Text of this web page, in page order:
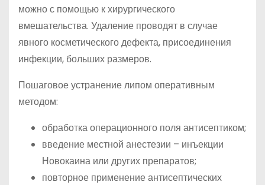
можно с помощью к хирургического
вмешательства. Удаление проводят в случае
явного косметического дефекта, присоединения
инфекции, больших размеров.
Пошаговое устранение липом оперативным
методом:
обработка операционного поля антисептиком;
введение местной анестезии – инъекции
Новокаина или других препаратов;
повторное применение антисептических